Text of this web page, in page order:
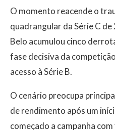
O momento reacende o
quadrangular da Série C
Belo acumulou cinco
fase decisiva da
acesso à Série B.
O cenário preocupa
de rendimento após um
começado a campanha